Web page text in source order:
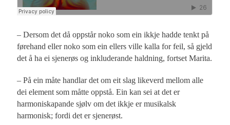
– Dersom det då oppstår noko som ein ikkje hadde tenkt på
førehand eller noko som ein ellers ville kalla for feil, så gjeld
det å ha ei sjenerøs og inkluderande haldning, fortset Marita.
– På ein måte handlar det om eit slag likeverd mellom alle
dei element som måtte oppstå. Ein kan sei at det er
harmoniskapande sjølv om det ikkje er musikalsk
harmonisk; fordi det er sjenerøst.